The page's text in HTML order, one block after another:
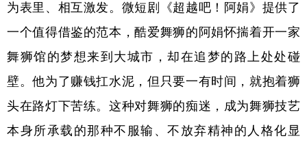
为表里、相互激发。微短剧《超越吧！阿娟》提供了
一个值得借鉴的范本，酷爱舞狮的阿娟怀揣着开一家
舞狮馆的梦想来到大城市，却在追梦的路上处处碰
壁。他为了赚钱扛水泥，但只要一有时间，就抱着狮
头在路灯下苦练。这种对舞狮的痴迷，成为舞狮技艺
本身所承载的那种不服输、不放弃精神的人格化显